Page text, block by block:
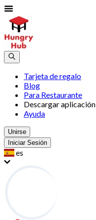
Tarjeta de regalo
Blog
Para Restaurante
Descargar aplicación
Ayuda
Unirse
Iniciar Sesión
es